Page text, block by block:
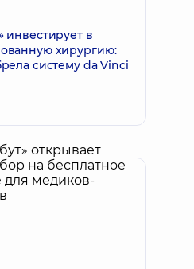
инвестирует в
хирургию:
систему da Vinci